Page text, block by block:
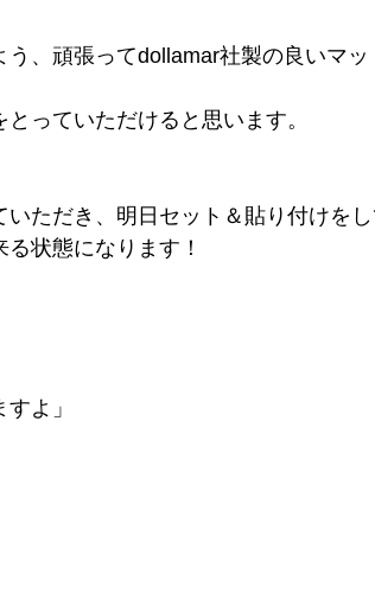
、頑張ってdollamar社製の良いマ
っていただけると思います。
ただき、明日セット＆貼り付けを
状態になります！
よ」